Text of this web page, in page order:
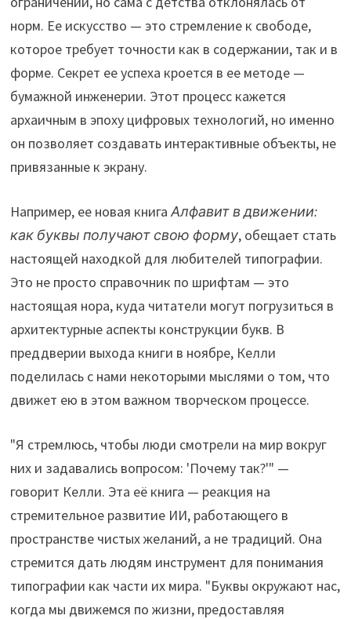
норм. Ее искусство — это стремление к свободе,
которое требует точности как в содержании, так и в
форме. Секрет ее успеха кроется в ее методе —
бумажной инженерии. Этот процесс кажется
архаичным в эпоху цифровых технологий, но именно
он позволяет создавать интерактивные объекты, не
привязанные к экрану.
Например, ее новая книгаАлфавит в движении:
как буквы получают свою форму, обещает стать
настоящей находкой для любителей типографии.
Это не просто справочник по шрифтам — это
настоящая нора, куда читатели могут погрузиться в
архитектурные аспекты конструкции букв. В
преддверии выхода книги в ноябре, Келли
поделилась с нами некоторыми мыслями о том, что
движет ею в этом важном творческом процессе.
"Я стремлюсь, чтобы люди смотрели на мир вокруг
них и задавались вопросом: 'Почему так?'" —
говорит Келли. Эта её книга — реакция на
стремительное развитие ИИ, работающего в
пространстве чистых желаний, а не традиций. Она
стремится дать людям инструмент для понимания
типографии как части их мира. "Буквы окружают нас,
когда мы движемся по жизни, предоставляя